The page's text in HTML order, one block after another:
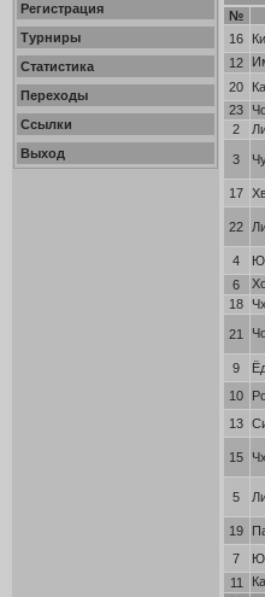
Регистрация
Турниры
Статистика
Переходы
Ссылки
Выход
№
16
12
20
23
2
3
17
22
4
6
18
21
9
10
13
15
5
19
7
11